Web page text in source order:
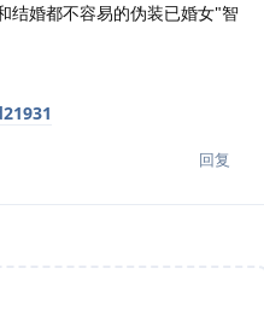
结婚都不容易的伪装已婚女"智
回复